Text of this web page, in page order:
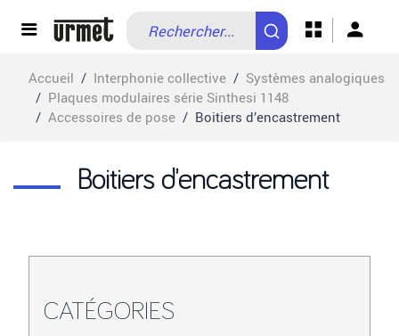
Allez au contenu
Accueil / Interphonie collective / Systèmes analogiques
/ Plaques modulaires série Sinthesi 1148
/ Accessoires de pose / Boitiers d’encastrement
Boitiers d’encastrement
CATÉGORIES